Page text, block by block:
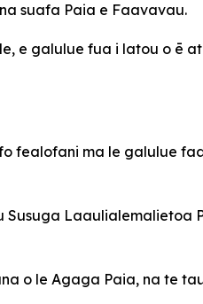
suafa Paia e Faavavau.
e galulue fua i latou o ē
fealofani ma le galulue
Laaulialemalietoa
o le Agaga Paia, na te